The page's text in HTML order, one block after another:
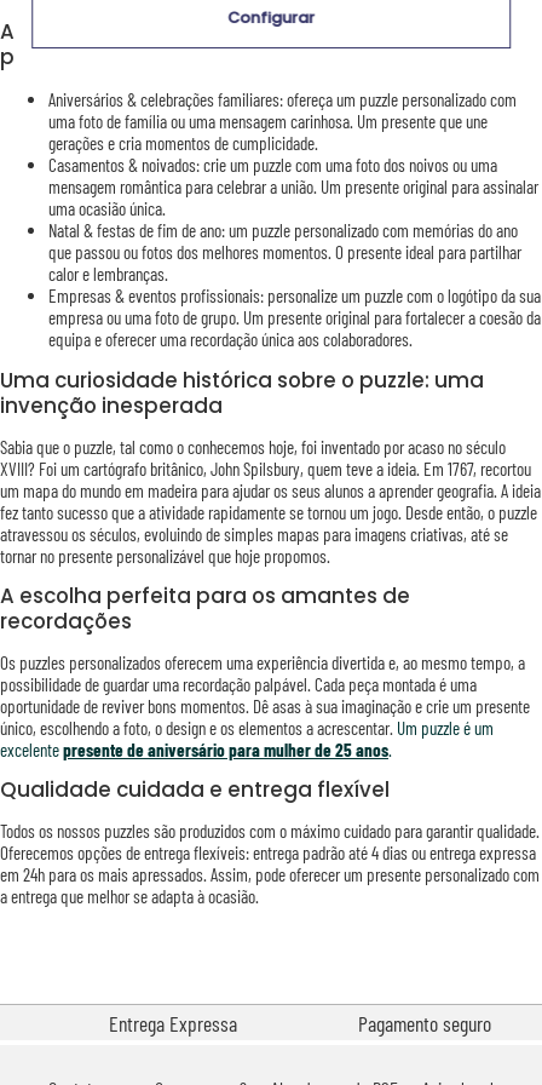
As ocasiões ideais para oferecer um puzzle
personalizado
Aniversários & celebrações familiares: ofereça um puzzle personalizado com
uma foto de família ou uma mensagem carinhosa. Um presente que une
gerações e cria momentos de cumplicidade.
Casamentos & noivados: crie um puzzle com uma foto dos noivos ou uma
mensagem romântica para celebrar a união. Um presente original para assinalar
uma ocasião única.
Natal & festas de fim de ano: um puzzle personalizado com memórias do ano
que passou ou fotos dos melhores momentos. O presente ideal para partilhar
calor e lembranças.
Empresas & eventos profissionais: personalize um puzzle com o logótipo da sua
empresa ou uma foto de grupo. Um presente original para fortalecer a coesão da
equipa e oferecer uma recordação única aos colaboradores.
Uma curiosidade histórica sobre o puzzle: uma
invenção inesperada
Sabia que o puzzle, tal como o conhecemos hoje, foi inventado por acaso no século
XVIII? Foi um cartógrafo britânico, John Spilsbury, quem teve a ideia. Em 1767, recortou
um mapa do mundo em madeira para ajudar os seus alunos a aprender geografia. A ideia
fez tanto sucesso que a atividade rapidamente se tornou um jogo. Desde então, o puzzle
atravessou os séculos, evoluindo de simples mapas para imagens criativas, até se
tornar no presente personalizável que hoje propomos.
A escolha perfeita para os amantes de
recordações
Os puzzles personalizados oferecem uma experiência divertida e, ao mesmo tempo, a
possibilidade de guardar uma recordação palpável. Cada peça montada é uma
oportunidade de reviver bons momentos. Dê asas à sua imaginação e crie um presente
único, escolhendo a foto, o design e os elementos a acrescentar. Um puzzle é um
excelentepresente de aniversário para mulher de 25 anos.
Qualidade cuidada e entrega flexível
Todos os nossos puzzles são produzidos com o máximo cuidado para garantir qualidade.
Oferecemos opções de entrega flexíveis: entrega padrão até 4 dias ou entrega expressa
em 24h para os mais apressados. Assim, pode oferecer um presente personalizado com
a entrega que melhor se adapta à ocasião.
Entrega Expressa Pagamento seguro
Configurar